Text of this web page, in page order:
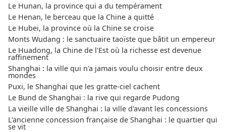
Le Hunan, la province qui a du tempérament
Le Henan, le berceau que la Chine a quitté
Le Hubei, la province où la Chine se croise
Monts Wudang : le sanctuaire taoïste que bâtit un empereur
Le Huadong, la Chine de l'Est où la richesse est devenue
raffinement
Shanghai : la ville qui n'a jamais voulu choisir entre deux
mondes
Puxi, le Shanghai que les gratte-ciel cachent
Le Bund de Shanghai : la rive qui regarde Pudong
La vieille ville de Shanghai : la ville d'avant les concessions
L'ancienne concession française de Shanghai : le quartier qui
se vit